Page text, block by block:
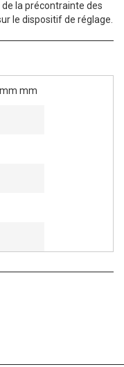
la précontrainte des
le dispositif de réglage.
mm